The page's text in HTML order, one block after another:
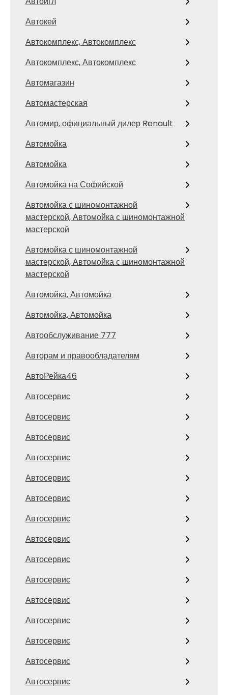
Автокей
Автокомплекс, Автокомплекс
Автокомплекс, Автокомплекс
Автомагазин
Автомастерская
Автомир, официальный дилер Renault
Автомойка
Автомойка
Автомойка на Софийской
Автомойка с шиномонтажной
мастерской, Автомойка с шиномонтажной
мастерской
Автомойка с шиномонтажной
мастерской, Автомойка с шиномонтажной
мастерской
Автомойка, Автомойка
Автомойка, Автомойка
Автообслуживание 777
Авторам и правообладателям
АвтоРейка46
Автосервис
Автосервис
Автосервис
Автосервис
Автосервис
Автосервис
Автосервис
Автосервис
Автосервис
Автосервис
Автосервис
Автосервис
Автосервис
Автосервис
Автосервис